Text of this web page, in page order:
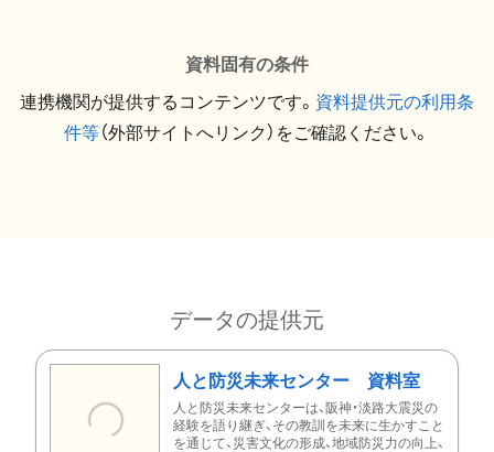
資料固有の条件
連携機関が提供するコンテンツです。 資料提供元の利用条
件等（外部サイトへリンク）をご確認ください。
データの提供元
人と防災未来センター 資料室
人と防災未来センターは、阪神・淡路大震災の
経験を語り継ぎ、その教訓を未来に生かすこと
を通じて、災害文化の形成、地域防災力の向上、